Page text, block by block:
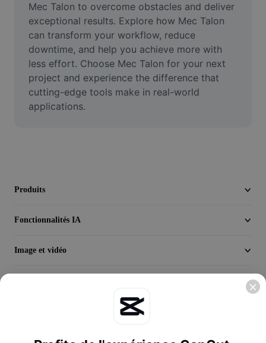
Seedream 5.0
Mec Talon to overcome obstacles and deliver
exceptional results. Explore how Mec Talon
can transform your workflow, reduce
downtime, and help you achieve more with
less effort. Choose Mec Talon for your next
project and experience the difference that
cutting-edge tools make in real-world
applications.
Produits
Fonctionnalités IA
Image et vidéo